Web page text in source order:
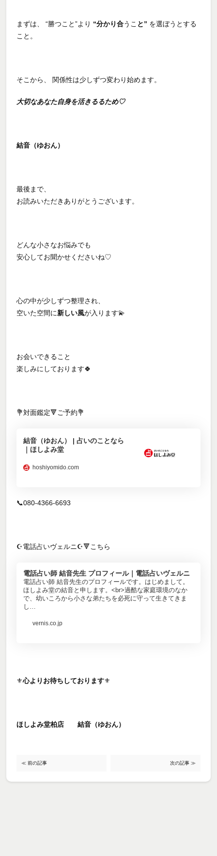
まずは、 “勝つこと”より “分かり合うこ と” を選ぼうとする
こと。
そこから、 関係性は少しずつ変わり始めます。
大切なあなた自身を活きるるため♡
結音（ゆおん）
最後まで、
お読みいただきありがとうございます。
どんな小さなお悩みでも
安心してお聞かせくださいね♡
心の中が少しずつ整理され、
空いた空間に新しい風が入ります💫
お会いできること
楽しみにしております🍀
💐対面鑑定🔻ご予約💐
結音（ゆおん） | 占いのことなら
｜ほしよみ堂
hoshiyomido.com
📞080-4366-6693
☪️電話占いヴェルニ☪️🔻こちら
電話占い師 結音先生 プロフィール｜電話占いヴェルニ
電話占い師 結音先生のプロフィールです。はじめまして。
ほしよみ堂の結音と申します。<br>過酷な家庭環境のなか
で、幼いころから小さな弟たちを必死に守って生きてきま
し…
vernis.co.jp
⚜️心よりお待ちしております⚜️
ほしよみ堂柏店 結音（ゆおん）
≪ 前の記事 次の記事 ≫